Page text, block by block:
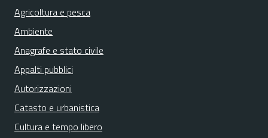
Agricoltura e pesca
Ambiente
Anagrafe e stato civile
Appalti pubblici
Autorizzazioni
Catasto e urbanistica
Cultura e tempo libero